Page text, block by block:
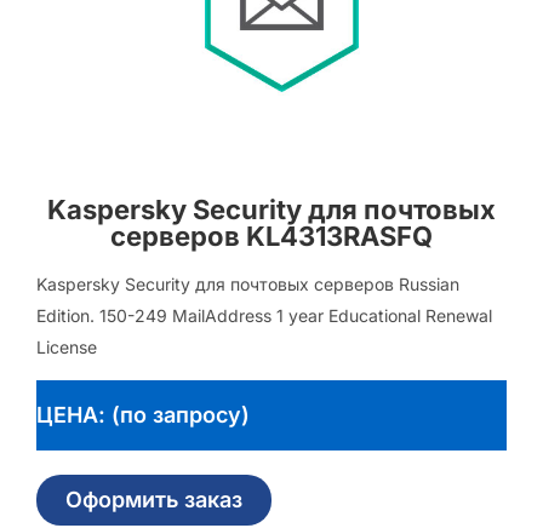
Kaspersky Security для почтовых
серверов KL4313RASFQ
Kaspersky Security для почтовых серверов Russian
Edition. 150-249 MailAddress 1 year Educational Renewal
License
ЦЕНА: (по запросу)
Оформить заказ